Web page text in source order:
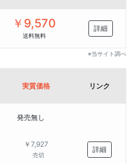
￥9,570
送料無料
詳細
※当サイト調べ
実質価格 リンク
発売無し
￥7,927
売切
詳細